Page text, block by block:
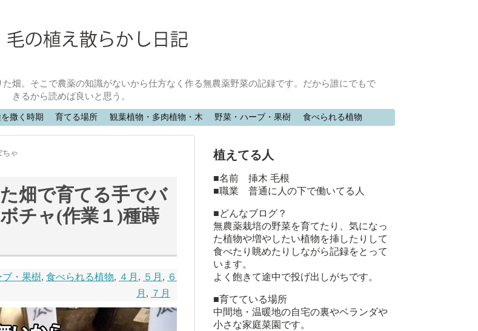
畑。そこで農薬の知識がないから仕方なく作る無農薬野菜の記録です。だから誰にでもで
きるから読めば良いと思う。
撒く時期 育てる場所 観葉植物・多肉植物・木 野菜・ハーブ・果樹 食べられる植物
ちゃ
畑で育てる手でバ
チャ(作業１)種蒔
ブ・果樹, 食べられる植物, ４月 , ５月 , ６
月 , ７月
植えてる人
■名前 挿木 毛根
■職業 普通に人の下で働いてる人
■どんなブログ？
無農薬栽培の野菜を育てたり、気になっ
た植物や増やしたい植物を挿したりして
食べたり眺めたりしながら記録をとって
います。
よく飽きて途中で投げ出しがちです。
■育てている場所
中間地・温暖地の自宅の裏やベランダや
小さな家庭菜園です。